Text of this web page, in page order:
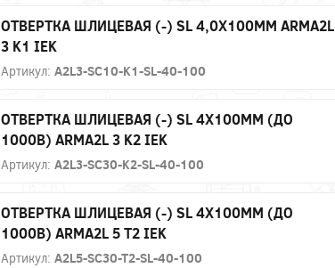
ОТВЕРТКА ШЛИЦЕВАЯ (-) SL 4,0Х100ММ ARMA2L
3 K1 IEK
Артикул: A2L3-SC10-K1-SL-40-100
ОТВЕРТКА ШЛИЦЕВАЯ (-) SL 4Х100ММ (ДО
1000В) ARMA2L 3 K2 IEK
Артикул: A2L3-SC30-K2-SL-40-100
ОТВЕРТКА ШЛИЦЕВАЯ (-) SL 4Х100ММ (ДО
1000В) ARMA2L 5 Т2 IEK
Артикул: A2L5-SC30-T2-SL-40-100